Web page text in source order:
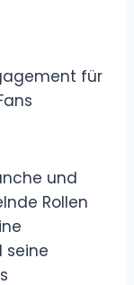
für
und
Rollen
seine